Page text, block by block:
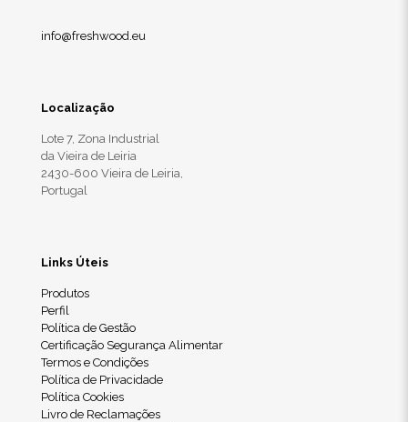
info@freshwood.eu
Localização
Lote 7, Zona Industrial
da Vieira de Leiria
2430-600 Vieira de Leiria,
Portugal
Links Úteis
Produtos
Perfil
Política de Gestão
Certificação Segurança Alimentar
Termos e Condições
Política de Privacidade
Política Cookies
Livro de Reclamações